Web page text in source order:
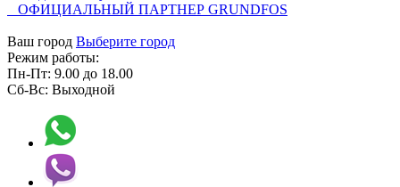
ОФИЦИАЛЬНЫЙ ПАРТНЕР GRUNDFOS
Ваш город Выберите город
Режим работы:
Пн-Пт: 9.00 до 18.00
Сб-Вс: Выходной